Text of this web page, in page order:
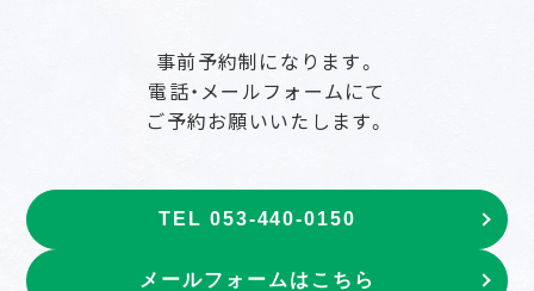
事前予約制になります。
電話・メールフォームにて
ご予約お願いいたします。
TEL 053-440-0150
メールフォームはこちら